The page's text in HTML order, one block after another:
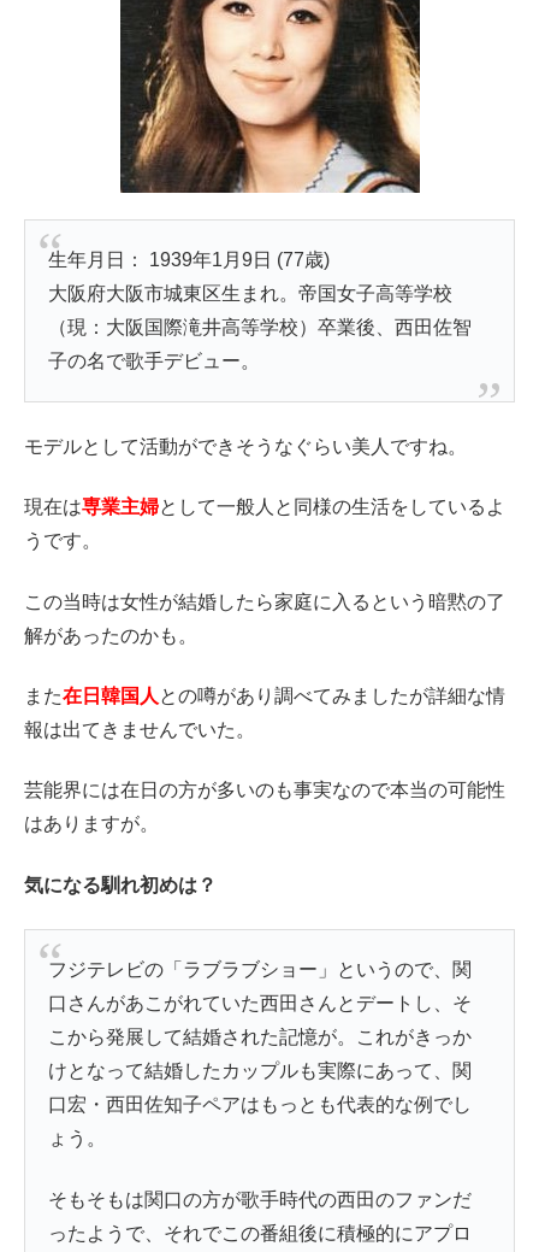
生年月日： 1939年1月9日 (77歳)
大阪府大阪市城東区生まれ。帝国女子高等学校
（現：大阪国際滝井高等学校）卒業後、西田佐智
子の名で歌手デビュー。
モデルとして活動ができそうなぐらい美人ですね。
現在は専業主婦として一般人と同様の生活をしているよ
うです。
この当時は女性が結婚したら家庭に入るという暗黙の了
解があったのかも。
また在日韓国人 との噂があり調べてみましたが詳細な情
報は出てきませんでいた。
芸能界には在日の方が多いのも事実なので本当の可能性
はありますが。
気になる馴れ初めは？
フジテレビの「ラブラブショー」というので、関
口さんがあこがれていた西田さんとデートし、そ
こから発展して結婚された記憶が。これがきっか
けとなって結婚したカップルも実際にあって、関
口宏・西田佐知子ペアはもっとも代表的な例でし
ょう。
そもそもは関口の方が歌手時代の西田のファンだ
ったようで、それでこの番組後に積極的にアプロ